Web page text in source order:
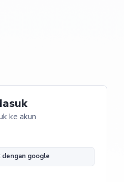
ke akun
dengan google